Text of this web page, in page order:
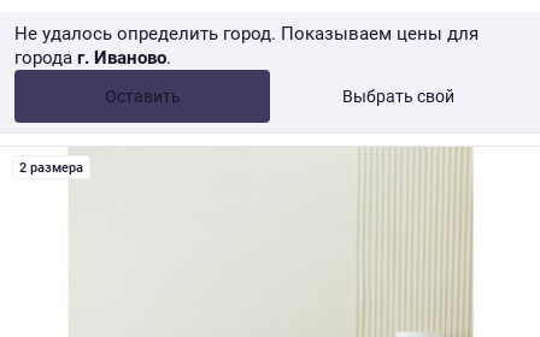
Не удалось определить город. Показываем цены для
города г. Иваново.
Оставить Выбрать свой
от 10 000 ₽ Розница → WB
2 размера